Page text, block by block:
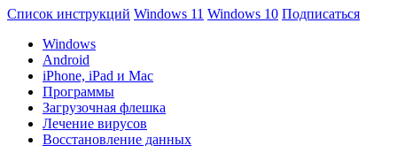
Список инструкций Windows 11 Windows 10 Подписаться
Windows
Android
iPhone, iPad и Mac
Программы
Загрузочная флешка
Лечение вирусов
Восстановление данных